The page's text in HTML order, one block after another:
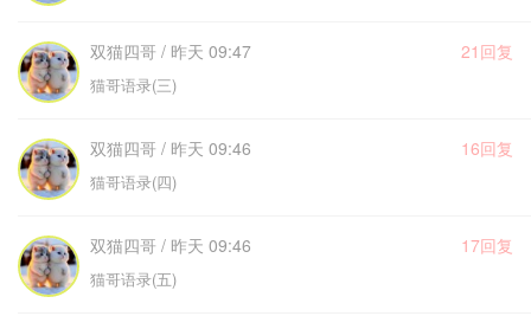
双猫四哥 / 昨天 09:47 21回复
猫哥语录(三)
双猫四哥 / 昨天 09:46 16回复
猫哥语录(四)
双猫四哥 / 昨天 09:46 17回复
猫哥语录(五)